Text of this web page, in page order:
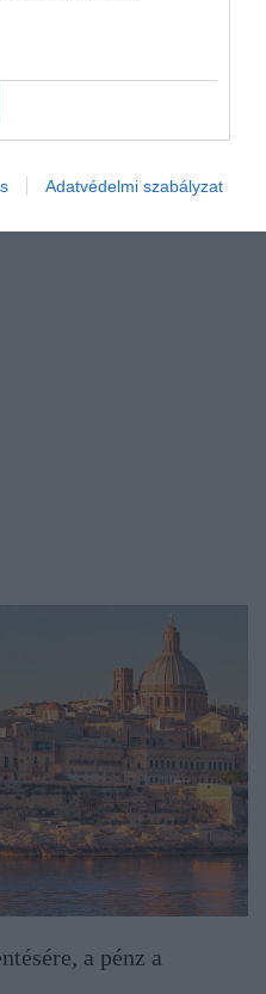
Adatvédelmi szabályzat
emelkedik a beoltottak
készülő magyarokat.
bízik abban, hogy idén
a pénz a